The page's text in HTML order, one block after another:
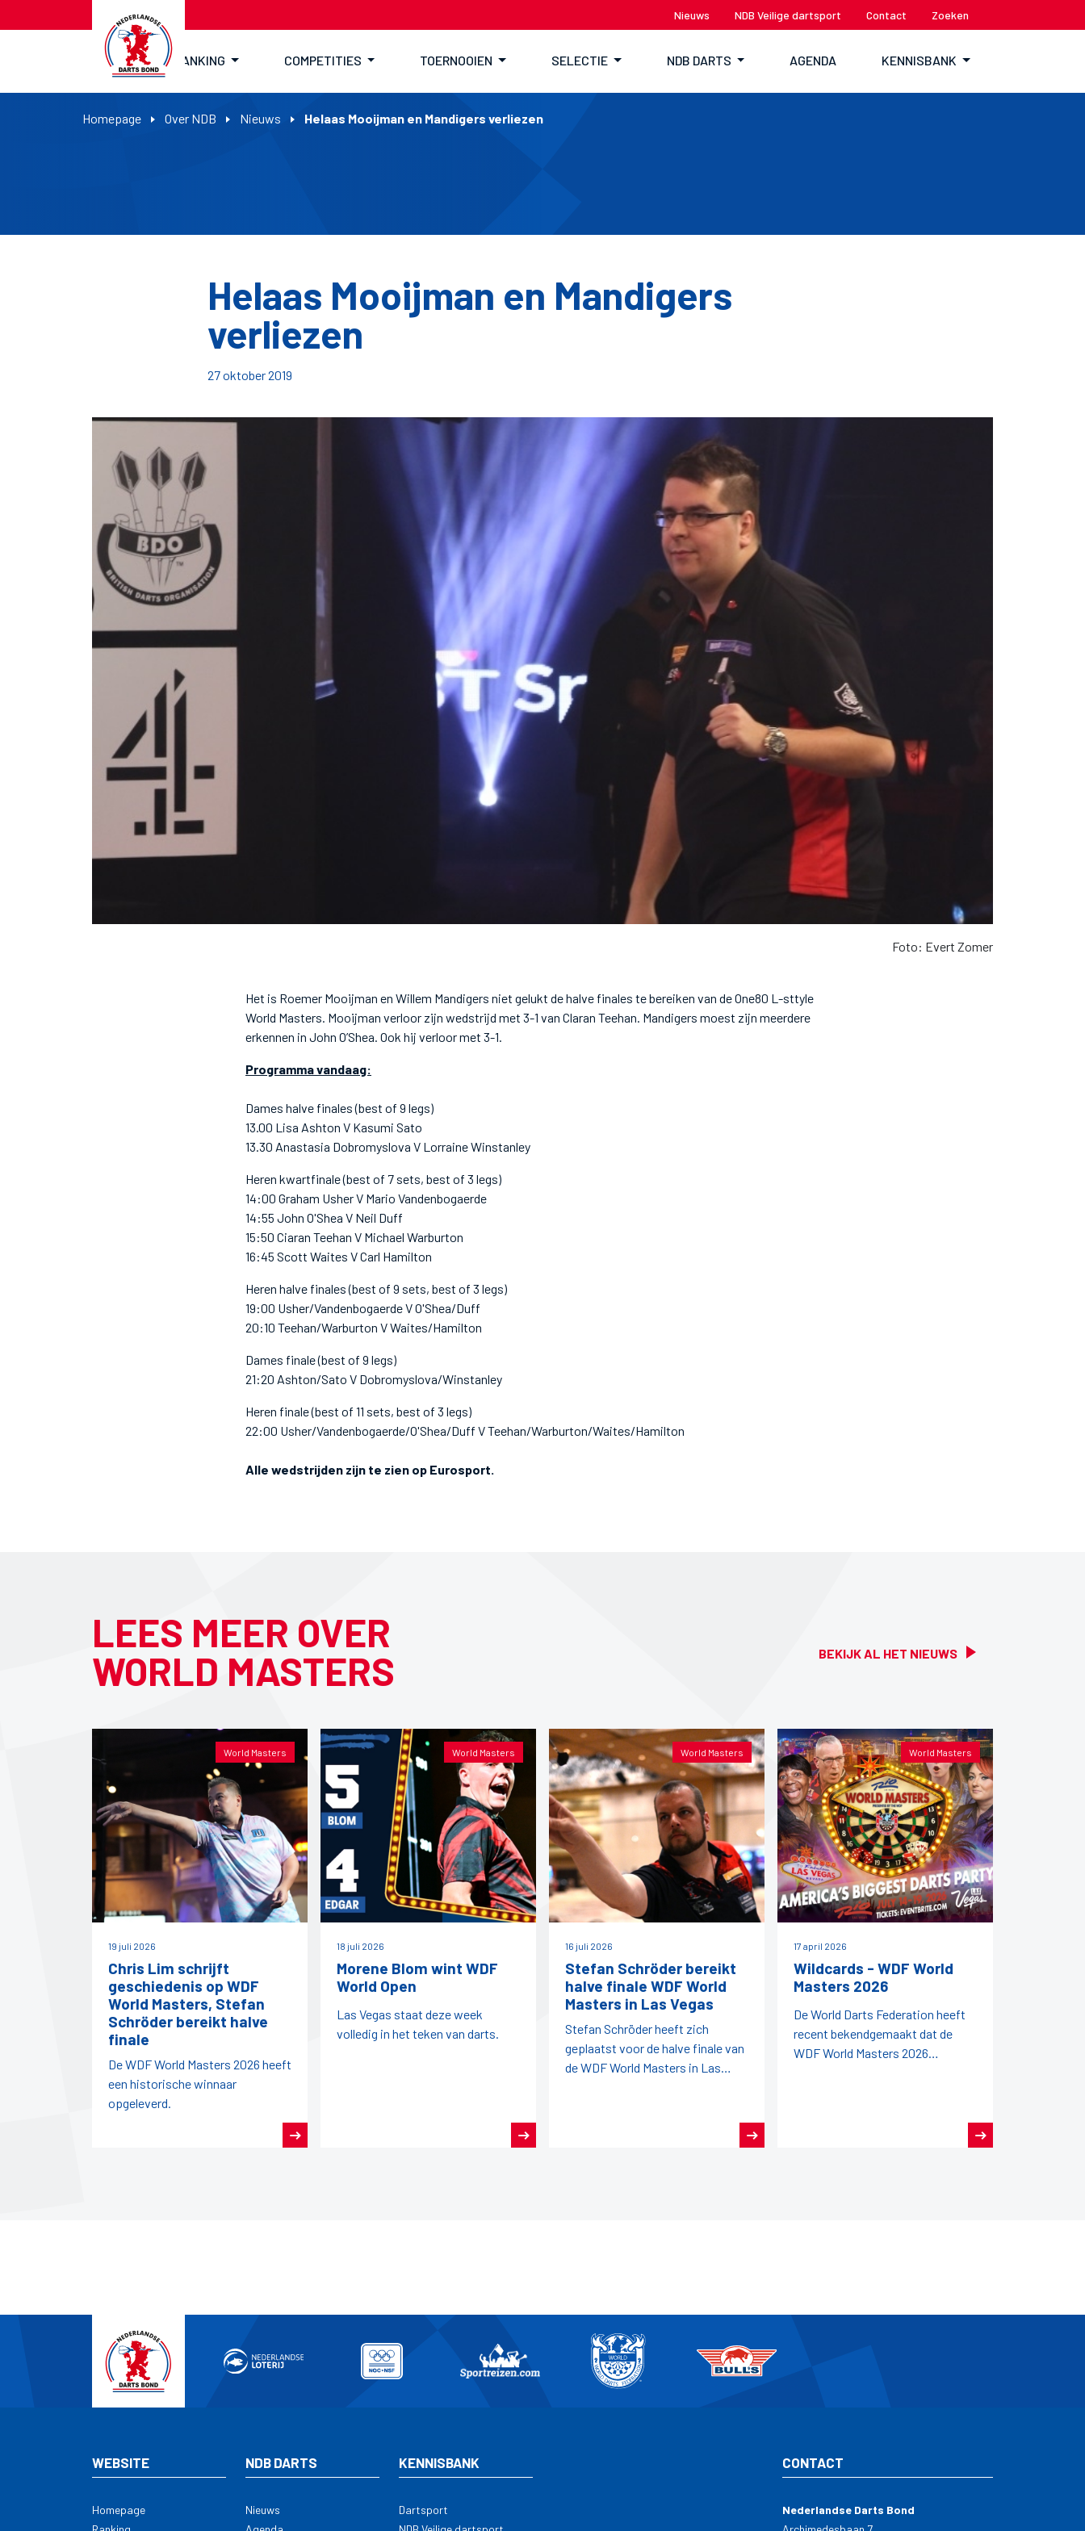
Nieuws NDB Veilige dartsport Contact Zoeken
RANKING COMPETITIES TOERNOOIEN SELECTIE NDB DARTS AGENDA KENNISBANK
Homepage Over NDB Nieuws Helaas Mooijman en Mandigers verliezen
Helaas Mooijman en Mandigers
verliezen
27 oktober 2019
Foto: Evert Zomer
Het is Roemer Mooijman en Willem Mandigers niet gelukt de halve finales te bereiken van de One80 L-sttyle
World Masters. Mooijman verloor zijn wedstrijd met 3-1 van Claran Teehan. Mandigers moest zijn meerdere
erkennen in John O’Shea. Ook hij verloor met 3-1.
Programma vandaag:
Dames halve finales (best of 9 legs)
13.00 Lisa Ashton V Kasumi Sato
13.30 Anastasia Dobromyslova V Lorraine Winstanley
Heren kwartfinale (best of 7 sets, best of 3 legs)
14:00 Graham Usher V Mario Vandenbogaerde
14:55 John O'Shea V Neil Duff
15:50 Ciaran Teehan V Michael Warburton
16:45 Scott Waites V Carl Hamilton
Heren halve finales (best of 9 sets, best of 3 legs)
19:00 Usher/Vandenbogaerde V O'Shea/Duff
20:10 Teehan/Warburton V Waites/Hamilton
Dames finale (best of 9 legs)
21:20 Ashton/Sato V Dobromyslova/Winstanley
Heren finale (best of 11 sets, best of 3 legs)
22:00 Usher/Vandenbogaerde/O'Shea/Duff V Teehan/Warburton/Waites/Hamilton
Alle wedstrijden zijn te zien op Eurosport.
LEES MEER OVER
WORLD MASTERS
BEKIJK AL HET NIEUWS
World Masters
19 juli 2026
Chris Lim schrijft
geschiedenis op WDF
World Masters, Stefan
Schröder bereikt halve
finale
De WDF World Masters 2026 heeft
een historische winnaar
opgeleverd.
World Masters
18 juli 2026
Morene Blom wint WDF
World Open
Las Vegas staat deze week
volledig in het teken van darts.
World Masters
16 juli 2026
Stefan Schröder bereikt
halve finale WDF World
Masters in Las Vegas
Stefan Schröder heeft zich
geplaatst voor de halve finale van
de WDF World Masters in Las
World Masters
17 april 2026
Wildcards - WDF World
Masters 2026
De World Darts Federation heeft
recent bekendgemaakt dat de
WDF World Masters 2026
WEBSITE
Homepage
NDB DARTS
Nieuws
KENNISBANK
Dartsport
CONTACT
Nederlandse Darts Bond